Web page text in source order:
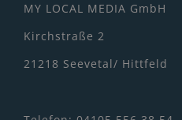
MY LOCAL MEDIA GmbH
Kirchstraße 2
21218 Seevetal/ Hittfeld